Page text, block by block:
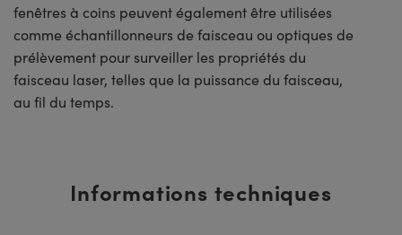
fenêtres à coins peuvent également être utilisées
comme échantillonneurs de faisceau ou optiques de
prélèvement pour surveiller les propriétés du
faisceau laser, telles que la puissance du faisceau,
au fil du temps.
Informations techniques